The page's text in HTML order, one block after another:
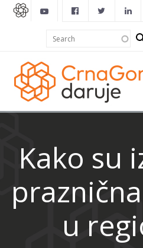
Search
form
Kako su
u